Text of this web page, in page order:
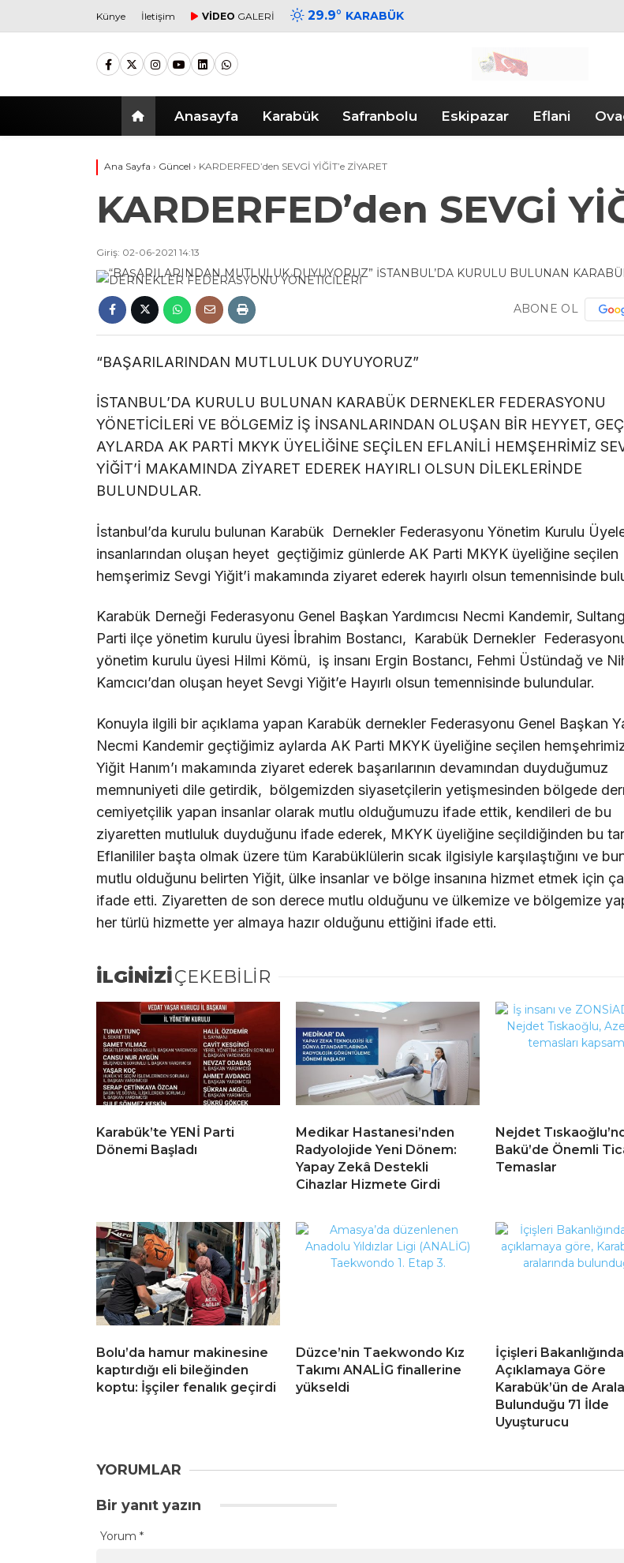
Künye İletişim VİDEO GALERİ 29.9° KARABÜK
Anasayfa Karabük Safranbolu Eskipazar Eflani
Ana Sayfa › Güncel › KARDERFED’den SEVGİ YİĞİT’e ZİYARET
KARDERFED’den SEVGİ
Giriş: 02-06-2021 14:13
ABONE OL
“BAŞARILARINDAN MUTLULUK DUYUYORUZ”
İSTANBUL’DA KURULU BULUNAN KARABÜK DERNEKLER FEDERASYONU
YÖNETİCİLERİ VE BÖLGEMİZ İŞ İNSANLARINDAN OLUŞAN BİR HEYYET,
AYLARDA AK PARTİ MKYK ÜYELİĞİNE SEÇİLEN EFLANİLİ HEMŞEHRİMİZ
YİĞİT’İ MAKAMINDA ZİYARET EDEREK HAYIRLI OLSUN DİLEKLERİNDE
BULUNDULAR.
İstanbul’da kurulu bulunan Karabük Dernekler Federasyonu Yönetim Kurulu
insanlarından oluşan heyet geçtiğimiz günlerde AK Parti MKYK üyeliğine seçilen
hemşerimiz Sevgi Yiğit’i makamında ziyaret ederek hayırlı olsun temennisinde
Karabük Derneği Federasyonu Genel Başkan Yardımcısı Necmi Kandemir,
Parti ilçe yönetim kurulu üyesi İbrahim Bostancı, Karabük Dernekler
yönetim kurulu üyesi Hilmi Kömü, iş insanı Ergin Bostancı, Fehmi Üstündağ ve
Kamcıcı’dan oluşan heyet Sevgi Yiğit’e Hayırlı olsun temennisinde bulundular.
Konuyla ilgili bir açıklama yapan Karabük dernekler Federasyonu Genel Başkan
Necmi Kandemir geçtiğimiz aylarda AK Parti MKYK üyeliğine seçilen
Yiğit Hanım’ı makamında ziyaret ederek başarılarının devamından duyduğumuz
memnuniyeti dile getirdik, bölgemizden siyasetçilerin yetişmesinden bölgede
cemiyetçilik yapan insanlar olarak mutlu olduğumuzu ifade ettik, kendileri de bu
ziyaretten mutluluk duyduğunu ifade ederek, MKYK üyeliğine seçildiğinden bu
Eflanililer başta olmak üzere tüm Karabüklülerin sıcak ilgisiyle karşılaştığını ve
mutlu olduğunu belirten Yiğit, ülke insanlar ve bölge insanına hizmet etmek için
ifade etti. Ziyaretten de son derece mutlu olduğunu ve ülkemize ve bölgemize
her türlü hizmette yer almaya hazır olduğunu ettiğini ifade etti.
İLGİNİZİÇEKEBİLİR
Karabük’te YENİ Parti
Dönemi Başladı
Medikar Hastanesi’nden
Radyolojide Yeni Dönem:
Yapay Zekâ Destekli
Cihazlar Hizmete Girdi
Nejdet
Bakü’de Önemli
Temaslar
Bolu’da hamur makinesine
kaptırdığı eli bileğinden
koptu: İşçiler fenalık geçirdi
Düzce’nin Taekwondo Kız
Takımı ANALİG finallerine
yükseldi
İçişleri
Açıklamaya Göre
Karabük’ün de
Bulunduğu 71 İlde
Uyuşturucu
YORUMLAR
Bir yanıt yazın
Yorum *